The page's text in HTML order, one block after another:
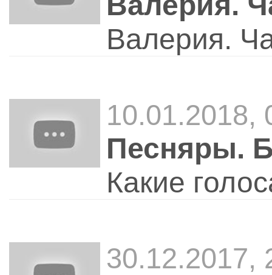
Валерия.
10.01.2018,
Песняры.
Какие
30.12.2017,